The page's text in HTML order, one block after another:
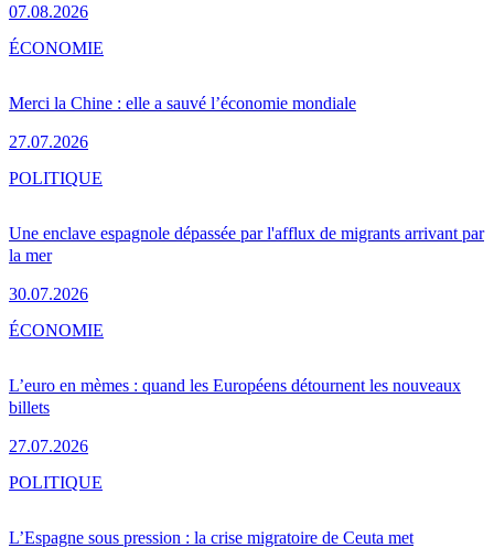
07.08.2026
Merci la Chine : elle a sauvé l’économie mondiale
27.07.2026
ÉCONOMIE
Une enclave espagnole dépassée par l'afflux de migrants arrivant par
la mer
30.07.2026
POLITIQUE
L’euro en mèmes : quand les Européens détournent les nouveaux
billets
27.07.2026
ÉCONOMIE
L’Espagne sous pression : la crise migratoire de Ceuta met
POLITIQUE